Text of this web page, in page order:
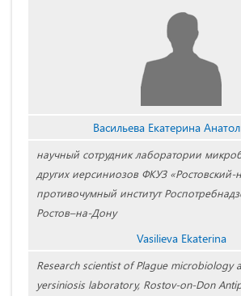
Васильева Екатерина
научный сотрудник лаборатории
других иерсиниозов ФКУЗ «Ростовский-
противочумный институт
Ростов–на-Дону
Vasilieva Ekaterina
Research scientist of Plague microbiology
yersiniosis laboratory, Rostov-on-Don